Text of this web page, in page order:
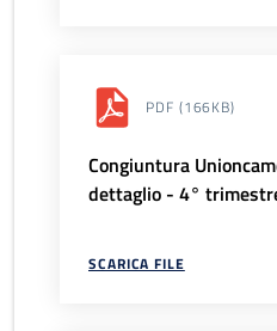
PDF (166KB)
Congiuntura
dettaglio - 4°
SCARICA FILE